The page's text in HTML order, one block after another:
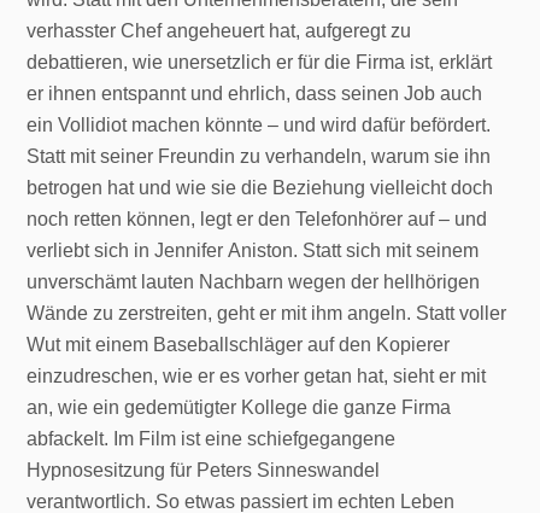
verhasster Chef angeheuert hat, aufgeregt zu
debattieren, wie unersetzlich er für die Firma ist, erklärt
er ihnen entspannt und ehrlich, dass seinen Job auch
ein Vollidiot machen könnte – und wird dafür befördert.
Statt mit seiner Freundin zu verhandeln, warum sie ihn
betrogen hat und wie sie die Beziehung vielleicht doch
noch retten können, legt er den Telefonhörer auf – und
verliebt sich in Jennifer Aniston. Statt sich mit seinem
unverschämt lauten Nachbarn wegen der hellhörigen
Wände zu zerstreiten, geht er mit ihm angeln. Statt voller
Wut mit einem Baseballschläger auf den Kopierer
einzudreschen, wie er es vorher getan hat, sieht er mit
an, wie ein gedemütigter Kollege die ganze Firma
abfackelt. Im Film ist eine schiefgegangene
Hypnosesitzung für Peters Sinneswandel
verantwortlich. So etwas passiert im echten Leben